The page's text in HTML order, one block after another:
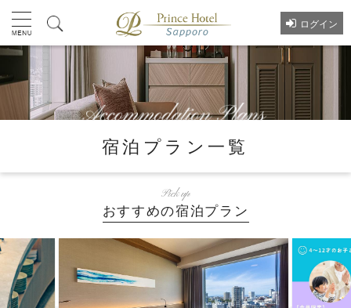
ログイン
宿泊プラン一覧
Pick up
おすすめの宿泊プラン